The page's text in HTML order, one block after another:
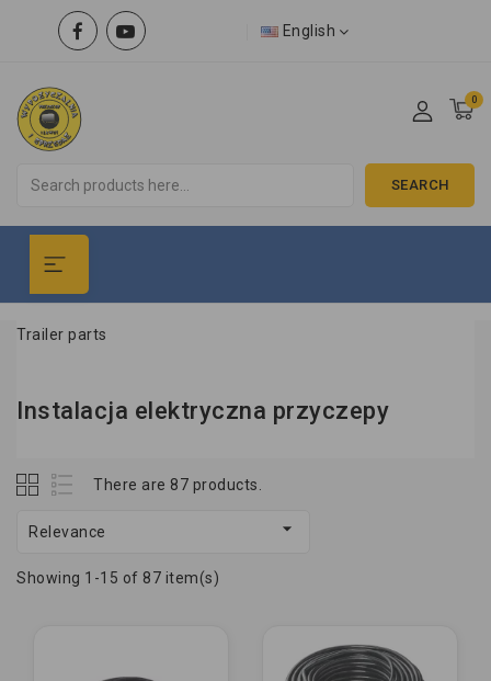
English
0
SEARCH
Trailer parts
Instalacja elektryczna przyczepy
There are 87 products.
Relevance 
Showing 1-15 of 87 item(s)